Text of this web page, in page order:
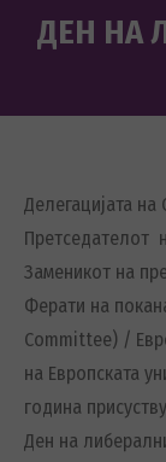
ДЕН НА
Делегацијата
Претседателот
Заменикот на
Ферати на
Committee) /
на Европската
година
Ден на